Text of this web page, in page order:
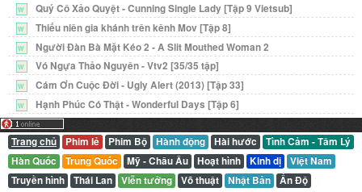
W Quý Cô Xảo Quyệt - Cunning Single Lady [Tập 9 Vietsub]
W Thiếu niên gia khánh trên kênh Mov [Tập 8]
W Người Đàn Bà Mặt Kéo 2 - A Slit Mouthed Woman 2
W Vó Ngựa Thảo Nguyên - Vtv2 [35/35 tập]
W Cám Ơn Cuộc Đời - Ugly Alert (2013) [Tập 33]
W Hạnh Phúc Có Thật - Wonderful Days [Tập 6]
Trang chủ Phim lẻ Phim Bộ Hành động Hài hước
Tình Cảm - Tâm Lý
Hàn Quốc
Trung Quốc Mỹ - Châu Âu Hoạt hình Kinh dị
Việt Nam
Truyền hình
Thái Lan Viễn tưởng Võ thuật Nhật Bản
Ấn Độ